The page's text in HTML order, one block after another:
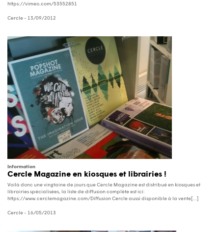
https://vimeo.com/53552851
Cercle- 13/09/2012
Information
Cercle Magazine en kiosques et librairies !
Voilà donc une vingtaine de jours que Cercle Magazine est distribué en kiosques et
librairies spécialisées, la liste de diffusion complète est ici:
https://www.cerclemagazine.com/Diffusion Cercle aussi disponible à la vente[...]
Cercle- 16/05/2013